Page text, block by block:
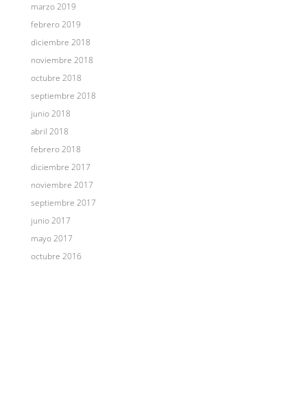
marzo 2019
febrero 2019
diciembre 2018
noviembre 2018
octubre 2018
septiembre 2018
junio 2018
abril 2018
febrero 2018
diciembre 2017
noviembre 2017
septiembre 2017
junio 2017
mayo 2017
octubre 2016